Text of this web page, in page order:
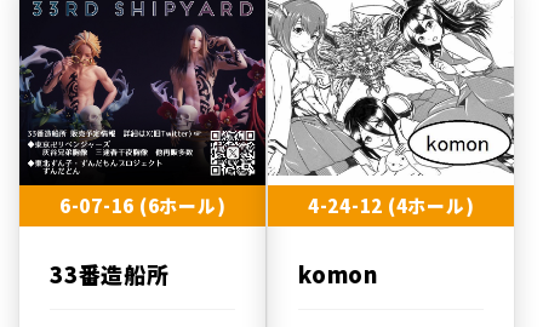
6-07-16 (6ホール)
33番造船所
4-24-12 (4ホール)
komon